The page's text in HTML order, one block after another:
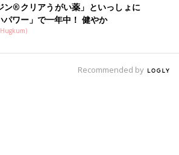
ン®クリアうがい薬」といっしょに
パワー」で一年中！ 健やか
Hugkum)
Recommended by